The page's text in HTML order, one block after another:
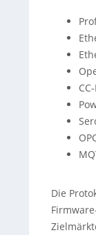
Die